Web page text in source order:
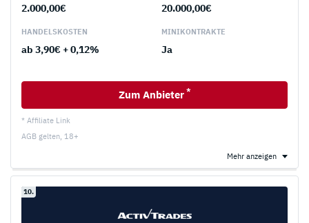
2.000,00€ 20.000,00€
HANDELS­KOSTEN
ab 3,90€ + 0,12%
MINI­KONTRAKTE
Ja
Zum Anbieter *
* Affiliate Link
AGB gelten, 18+
Mehr anzeigen
10.